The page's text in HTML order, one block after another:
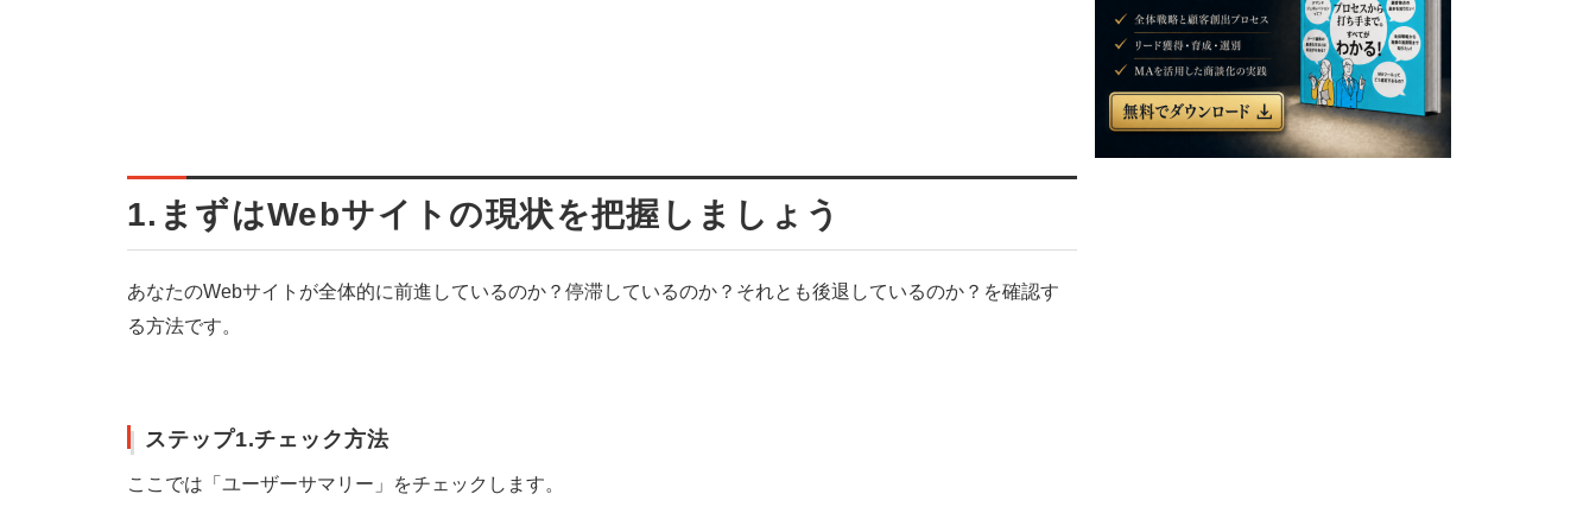
1.まずはWebサイトの現状を把握しましょう
あなたのWebサイトが全体的に前進しているのか？停滞しているのか？それとも後退しているのか？を確認す
る方法です。
ステップ1.チェック方法
ここでは「ユーザーサマリー」をチェックします。